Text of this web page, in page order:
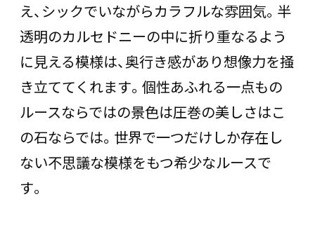
え、シックでいながらカラフルな雰囲気。半
透明のカルセドニーの中に折り重なるよう
に見える模様は、奥行き感があり想像力を掻
き立ててくれます。個性あふれる一点もの
ルースならではの景色は圧巻の美しさはこ
の石ならでは。世界で一つだけしか存在し
ない不思議な模様をもつ希少なルースで
す。